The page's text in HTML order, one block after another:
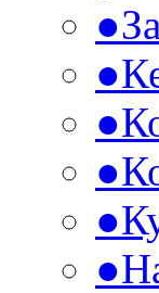
●
●
●
●
●
●